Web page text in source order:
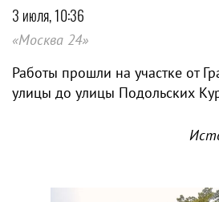
3 июля, 10:36
«Москва 24»
Работы прошли на участке от
улицы до улицы Подольских